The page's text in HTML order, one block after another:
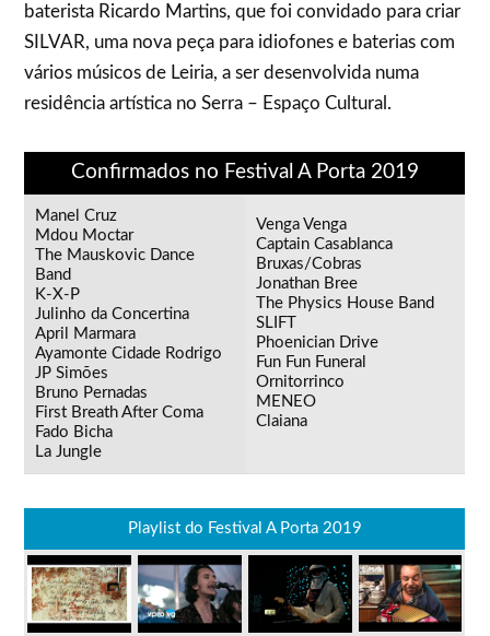
baterista Ricardo Martins, que foi convidado para criar
SILVAR, uma nova peça para idiofones e baterias com
vários músicos de Leiria, a ser desenvolvida numa
residência artística no Serra – Espaço Cultural.
Confirmados no Festival A Porta 2019
Manel Cruz
Mdou Moctar
The Mauskovic Dance
Band
K-X-P
Julinho da Concertina
April Marmara
Ayamonte Cidade Rodrigo
JP Simões
Bruno Pernadas
First Breath After Coma
Fado Bicha
La Jungle
Venga Venga
Captain Casablanca
Bruxas/Cobras
Jonathan Bree
The Physics House Band
SLIFT
Phoenician Drive
Fun Fun Funeral
Ornitorrinco
MENEO
Claiana
Playlist do Festival A Porta 2019